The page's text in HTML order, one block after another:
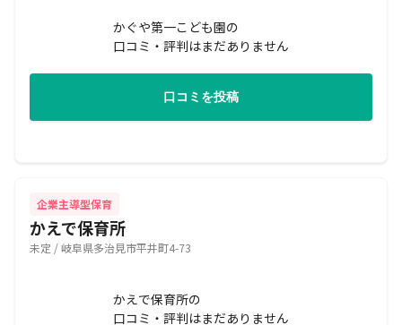
かぐや第一こども園の
口コミ・評判はまだありません
口コミを投稿
企業主導型保育
かえで保育所
未定 / 岐阜県多治見市平井町4-73
かえで保育所の
口コミ・評判はまだありません